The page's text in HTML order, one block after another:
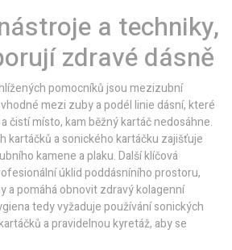
a techniky,
zdravé dásně
pomocníků jsoumezizubní
mezi zuby a podél linie dásní, které
čistí místo, kam běžný kartáč nedosáhne.
kartáčků a sonického kartáčku zajišťuje
kamene a plaku. Další klíčová
úklid poddásníního prostoru,
a pomáhá obnovit zdravý kolagenní
tedy vyžaduje používání sonických
a pravidelnou kyretáž, aby se